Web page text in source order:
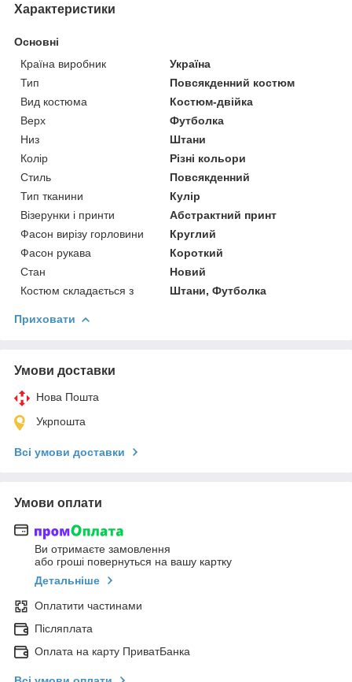
Характеристики
Основні
Країна виробник
Україна
Тип
Повсякденний костюм
Вид костюма
Костюм-двійка
Верх
Футболка
Низ
Штани
Колір
Різні кольори
Стиль
Повсякденний
Тип тканини
Кулір
Візерунки і принти
Абстрактний принт
Фасон вирізу горловини
Круглий
Фасон рукава
Короткий
Стан
Новий
Костюм складається з
Штани, Футболка
Приховати
Умови доставки
Нова Пошта
Укрпошта
Всі умови доставки
Умови оплати
Ви отримаєте замовлення
або гроші повернуться на вашу картку
Детальніше
Оплатити частинами
Післяплата
Оплата на карту ПриватБанка